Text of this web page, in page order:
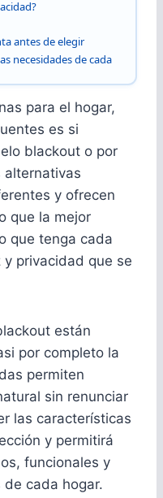
antes de elegir
necesidades de cada
para el hogar,
es si
blackout o por
alternativas
y ofrecen
que la mejor
que tenga cada
privacidad que se
están
por completo la
permiten
sin renunciar
las características
y permitirá
funcionales y
cada hogar.